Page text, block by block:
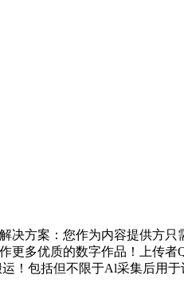
决方案：您作为内容提供方
多优质的数字作品！上传者
！包括但不限于Al采集后用于